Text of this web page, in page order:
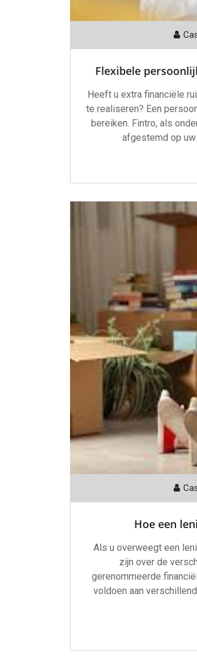
Flexibele
Heeft u extra financiële
te realiseren? Een
bereiken. Fintro, als
afgestemd op
Hoe een
Als u overweegt een
zijn over de
gerenommeerde
voldoen aan